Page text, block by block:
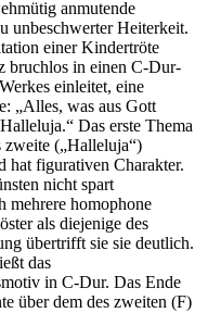
anmutende
unbeschwerter Heiterkeit.
einer Kindertröte
bruchlos in einen C-Dur-
einleitet, eine
„Alles, was aus Gott
Das erste Thema
zweite („Halleluja“)
hat figurativen Charakter.
nicht spart
mehrere homophone
als diejenige des
übertrifft sie sie deutlich.
das
in C-Dur. Das Ende
über dem des zweiten (F)